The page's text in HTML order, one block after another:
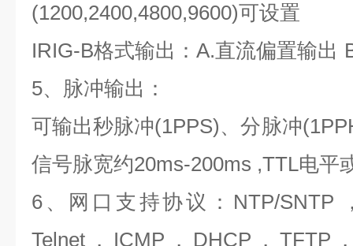
(1200,2400,4800,9600)可设置
IRIG-B格式输出： A.直流偏置输出
5、脉冲输出：
可输出秒脉冲(1PPS)、分脉冲
信号脉宽约20ms-200ms ,TTL电平
6 、网口支持协议： NTP/SNTP
Telnet ， ICMP ， DHCP ， TFTP